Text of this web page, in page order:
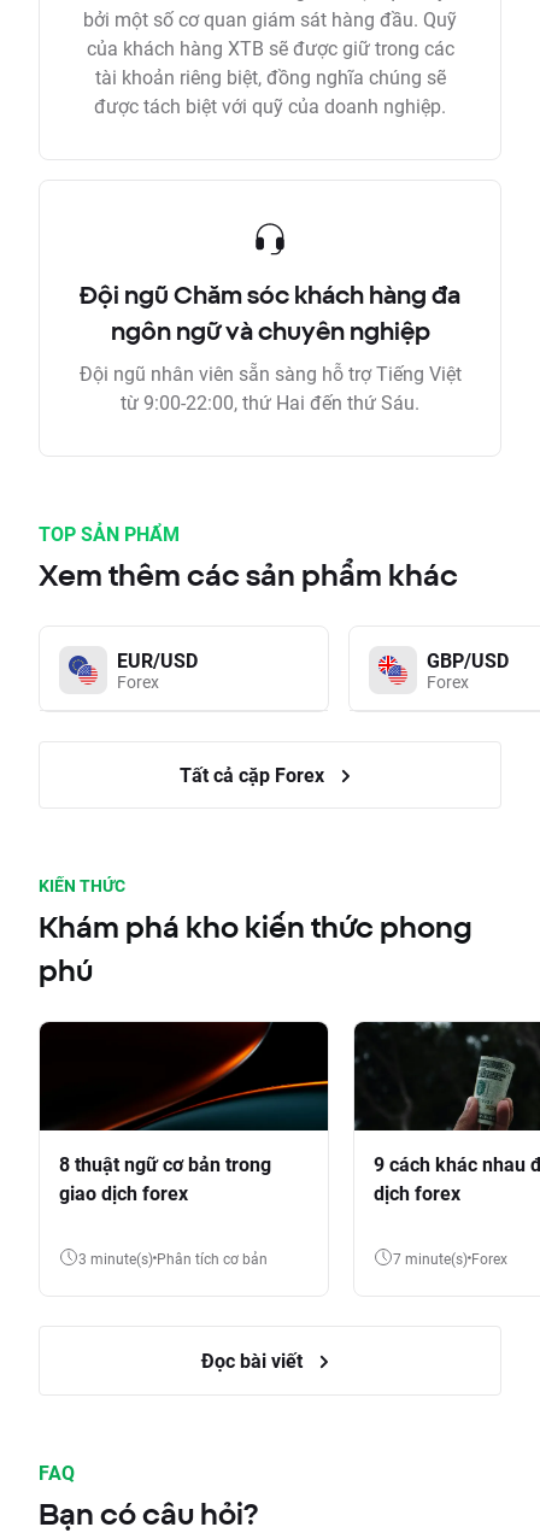
bởi một số cơ quan giám sát hàng đầu. Quỹ
của khách hàng XTB sẽ được giữ trong các
tài khoản riêng biệt, đồng nghĩa chúng sẽ
được tách biệt với quỹ của doanh nghiệp.
Đội ngũ Chăm sóc khách hàng đa
ngôn ngữ và chuyên nghiệp
Đội ngũ nhân viên sẵn sàng hỗ trợ Tiếng Việt
từ 9:00-22:00, thứ Hai đến thứ Sáu.
TOP SẢN PHẨM
Xem thêm các sản phẩm khác
EUR/USD
Forex
GBP/USD
Forex
Tất cả cặp Forex
KIẾN THỨC
Khám phá kho kiến thức phong
phú
8 thuật ngữ cơ bản trong
giao dịch forex
3 minute(s) Phân tích cơ bản
9 cách khác nhau
dịch forex
7 minute(s) Forex
Đọc bài viết
FAQ
Bạn có câu hỏi?